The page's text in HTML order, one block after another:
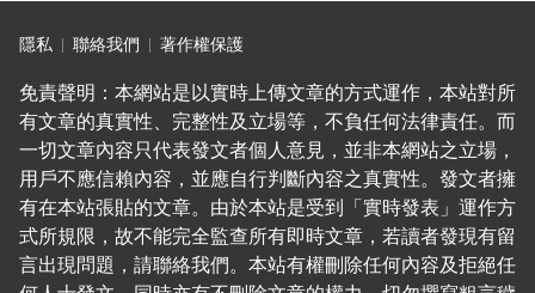
隱私 聯絡我們 著作權保護
免責聲明：本網站是以實時上傳文章的方式運作，本站對所
有文章的真實性、完整性及立場等，不負任何法律責任。而
一切文章內容只代表發文者個人意見，並非本網站之立場，
用戶不應信賴內容，並應自行判斷內容之真實性。發文者擁
有在本站張貼的文章。由於本站是受到「實時發表」運作方
式所規限，故不能完全監查所有即時文章，若讀者發現有留
言出現問題，請聯絡我們。本站有權刪除任何內容及拒絕任